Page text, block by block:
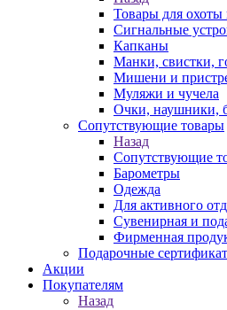
Товары для охоты
Сигнальные
Капканы
Манки, свистки,
Мишени и
Муляжи и чучела
Очки, наушники,
Сопутствующие товары
Назад
Сопутствующие
Барометры
Одежда
Для активного
Сувенирная и
Фирменная
Подарочные
Акции
Покупателям
Назад